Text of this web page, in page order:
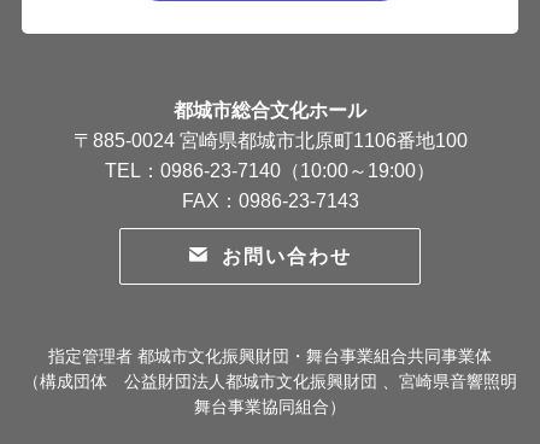
都城市総合文化ホール
〒885-0024 宮崎県都城市北原町1106番地100
TEL：0986-23-7140（10:00～19:00）
FAX：0986-23-7143
お問い合わせ
指定管理者 都城市文化振興財団・舞台事業組合共同事業体
（構成団体 公益財団法人都城市文化振興財団 、宮崎県音響照明
舞台事業協同組合）